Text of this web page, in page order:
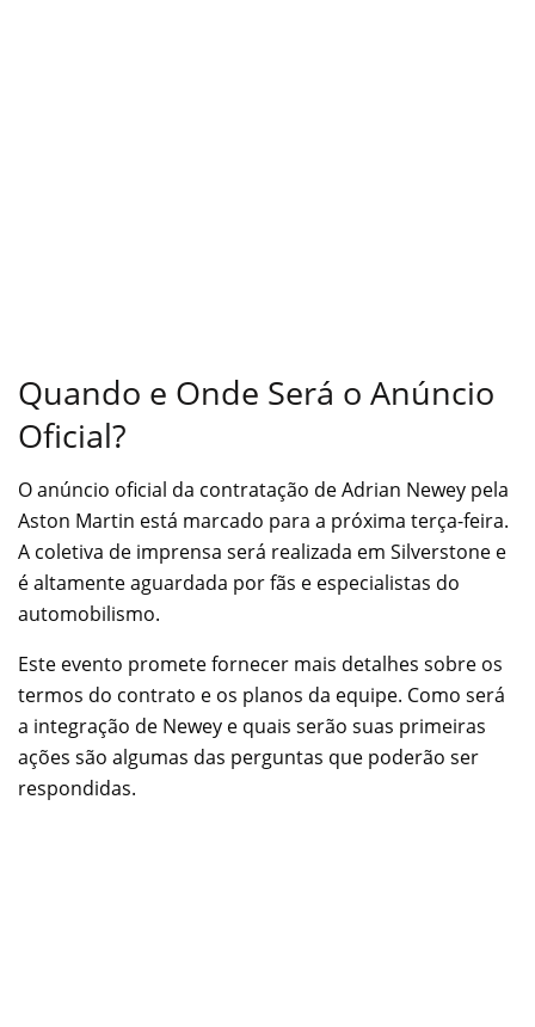
Quando e Onde Será o Anúncio
Oficial?
O anúncio oficial da contratação de Adrian Newey pela
Aston Martin está marcado para a próxima terça-feira.
A coletiva de imprensa será realizada em Silverstone e
é altamente aguardada por fãs e especialistas do
automobilismo.
Este evento promete fornecer mais detalhes sobre os
termos do contrato e os planos da equipe. Como será
a integração de Newey e quais serão suas primeiras
ações são algumas das perguntas que poderão ser
respondidas.